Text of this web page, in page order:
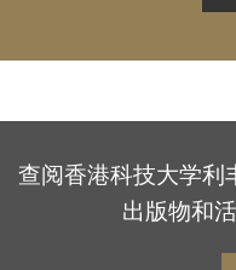
查阅香港科技大学利
出版物和